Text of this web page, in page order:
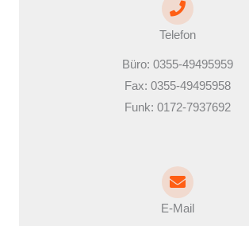
Telefon
Büro: 0355-49495959
Fax: 0355-49495958
Funk: 0172-7937692
E-Mail